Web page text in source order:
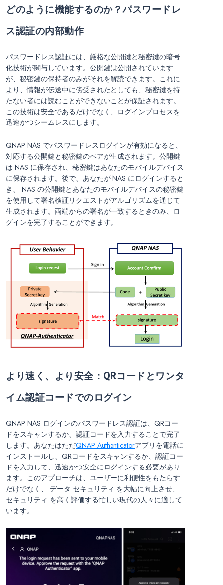
どのように機能するのか？パスワードレ
ス認証の内部動作
パスワードレス認証には、厳格な公開鍵と秘密鍵の暗号
化技術が関与しています。公開鍵は公開されています
が、秘密鍵の保持者のみがそれを解読できます。これに
より、情報が伝送中に傍受されたとしても、秘密鍵を持
たない者には読むことができないことが保証されます。
この技術は安全であるだけでなく、ログインプロセスを
迅速かつシームレスにします。
QNAP NAS でパスワードレスログインが有効になると、
対応する公開鍵と秘密鍵のペアが生成されます。公開鍵
は NAS に保存され、秘密鍵はあなたのモバイルデバイス
に保存されます。後で、あなたが NAS にログインすると
き、 NAS の公開鍵とあなたのモバイルデバイスの秘密鍵
を使用して署名検証リクエストがアルゴリズムを通じて
生成されます。両端からの署名が一致するときのみ、ロ
グインを完了することができます。
より速く、より安全：QRコードとワンタ
イム認証コードでのログイン
QNAP NAS ログインのパスワードレス認証は、QRコー
ドをスキャンするか、認証コードを入力することで完了
します。あなたはただQNAP Authenticatorアプリを電話に
インストールし、QRコードをスキャンするか、認証コー
ドを入力して、迅速かつ安全にログインする必要があり
ます。このアプローチは、ユーザーに利便性をもたらす
だけでなく、 データ セキュリティ を大幅に向上させ、
セキュリティ を高く評価する忙しい現代の人々に適して
います。